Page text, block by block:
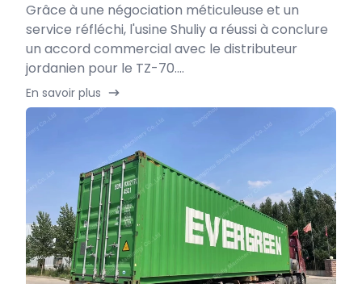
Grâce à une négociation méticuleuse et un
service réfléchi, l'usine Shuliy a réussi à conclure
un accord commercial avec le distributeur
jordanien pour le TZ-70....
En savoir plus